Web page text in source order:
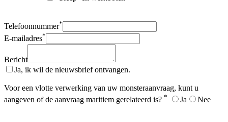
Telefoonnummer*
E-mailadres*
Bericht
Ja, ik wil de nieuwsbrief ontvangen.
Voor een vlotte verwerking van uw monsteraanvraag, kunt u
aangeven of de aanvraag maritiem gerelateerd is? * Ja Nee